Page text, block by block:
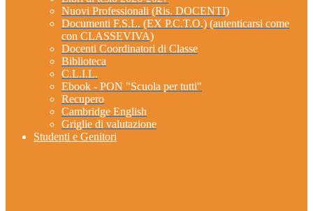
Nuovi Professionali (Ris. DOCENTI)
Documenti F.S.L. (EX P.C.T.O.) (autenticarsi come
con CLASSEVIVA)
Docenti Coordinatori di Classe
Biblioteca
C.L.I.L.
Ebook - PON "Scuola per tutti"
Recupero
Cambridge English
Griglie di valutazione
Studenti e Genitori